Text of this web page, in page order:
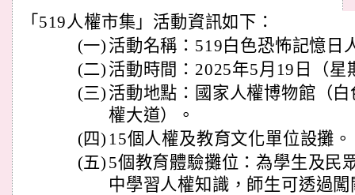
「519人權市集」活動資訊如下：
(一) 活動名稱：519白色恐怖記憶日
(二) 活動時間：2025年5月19日（星
(三) 活動地點：國家人權博物館（
權大道）。
(四) 15個人權及教育文化單位設攤。
(五) 5個教育體驗攤位：為學生及民
中學習人權知識，師生可透過